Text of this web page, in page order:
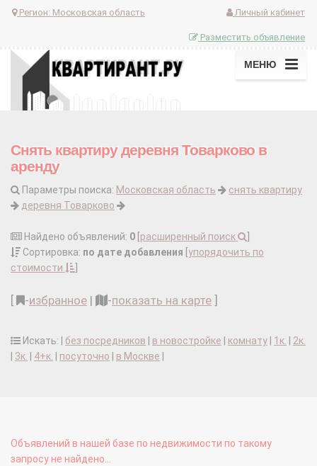
Регион: Московская область Личный кабинет
Разместить объявление
МЕНЮ
Снять квартиру деревня Товарково в
аренду
Параметры поиска: Московская область
снять квартиру
деревня Товарково
Найдено объявлений: 0 расширенный поиск
Сортировка: по дате добавления упорядочить по
стоимости
-избранное | -показать на карте
Искать: | без посредников в новостройке комнату 1к.
2к.
3к. 4+к. посуточно в Москве
Объявлений в нашей базе по недвижимости по такому
запросу не найдено...